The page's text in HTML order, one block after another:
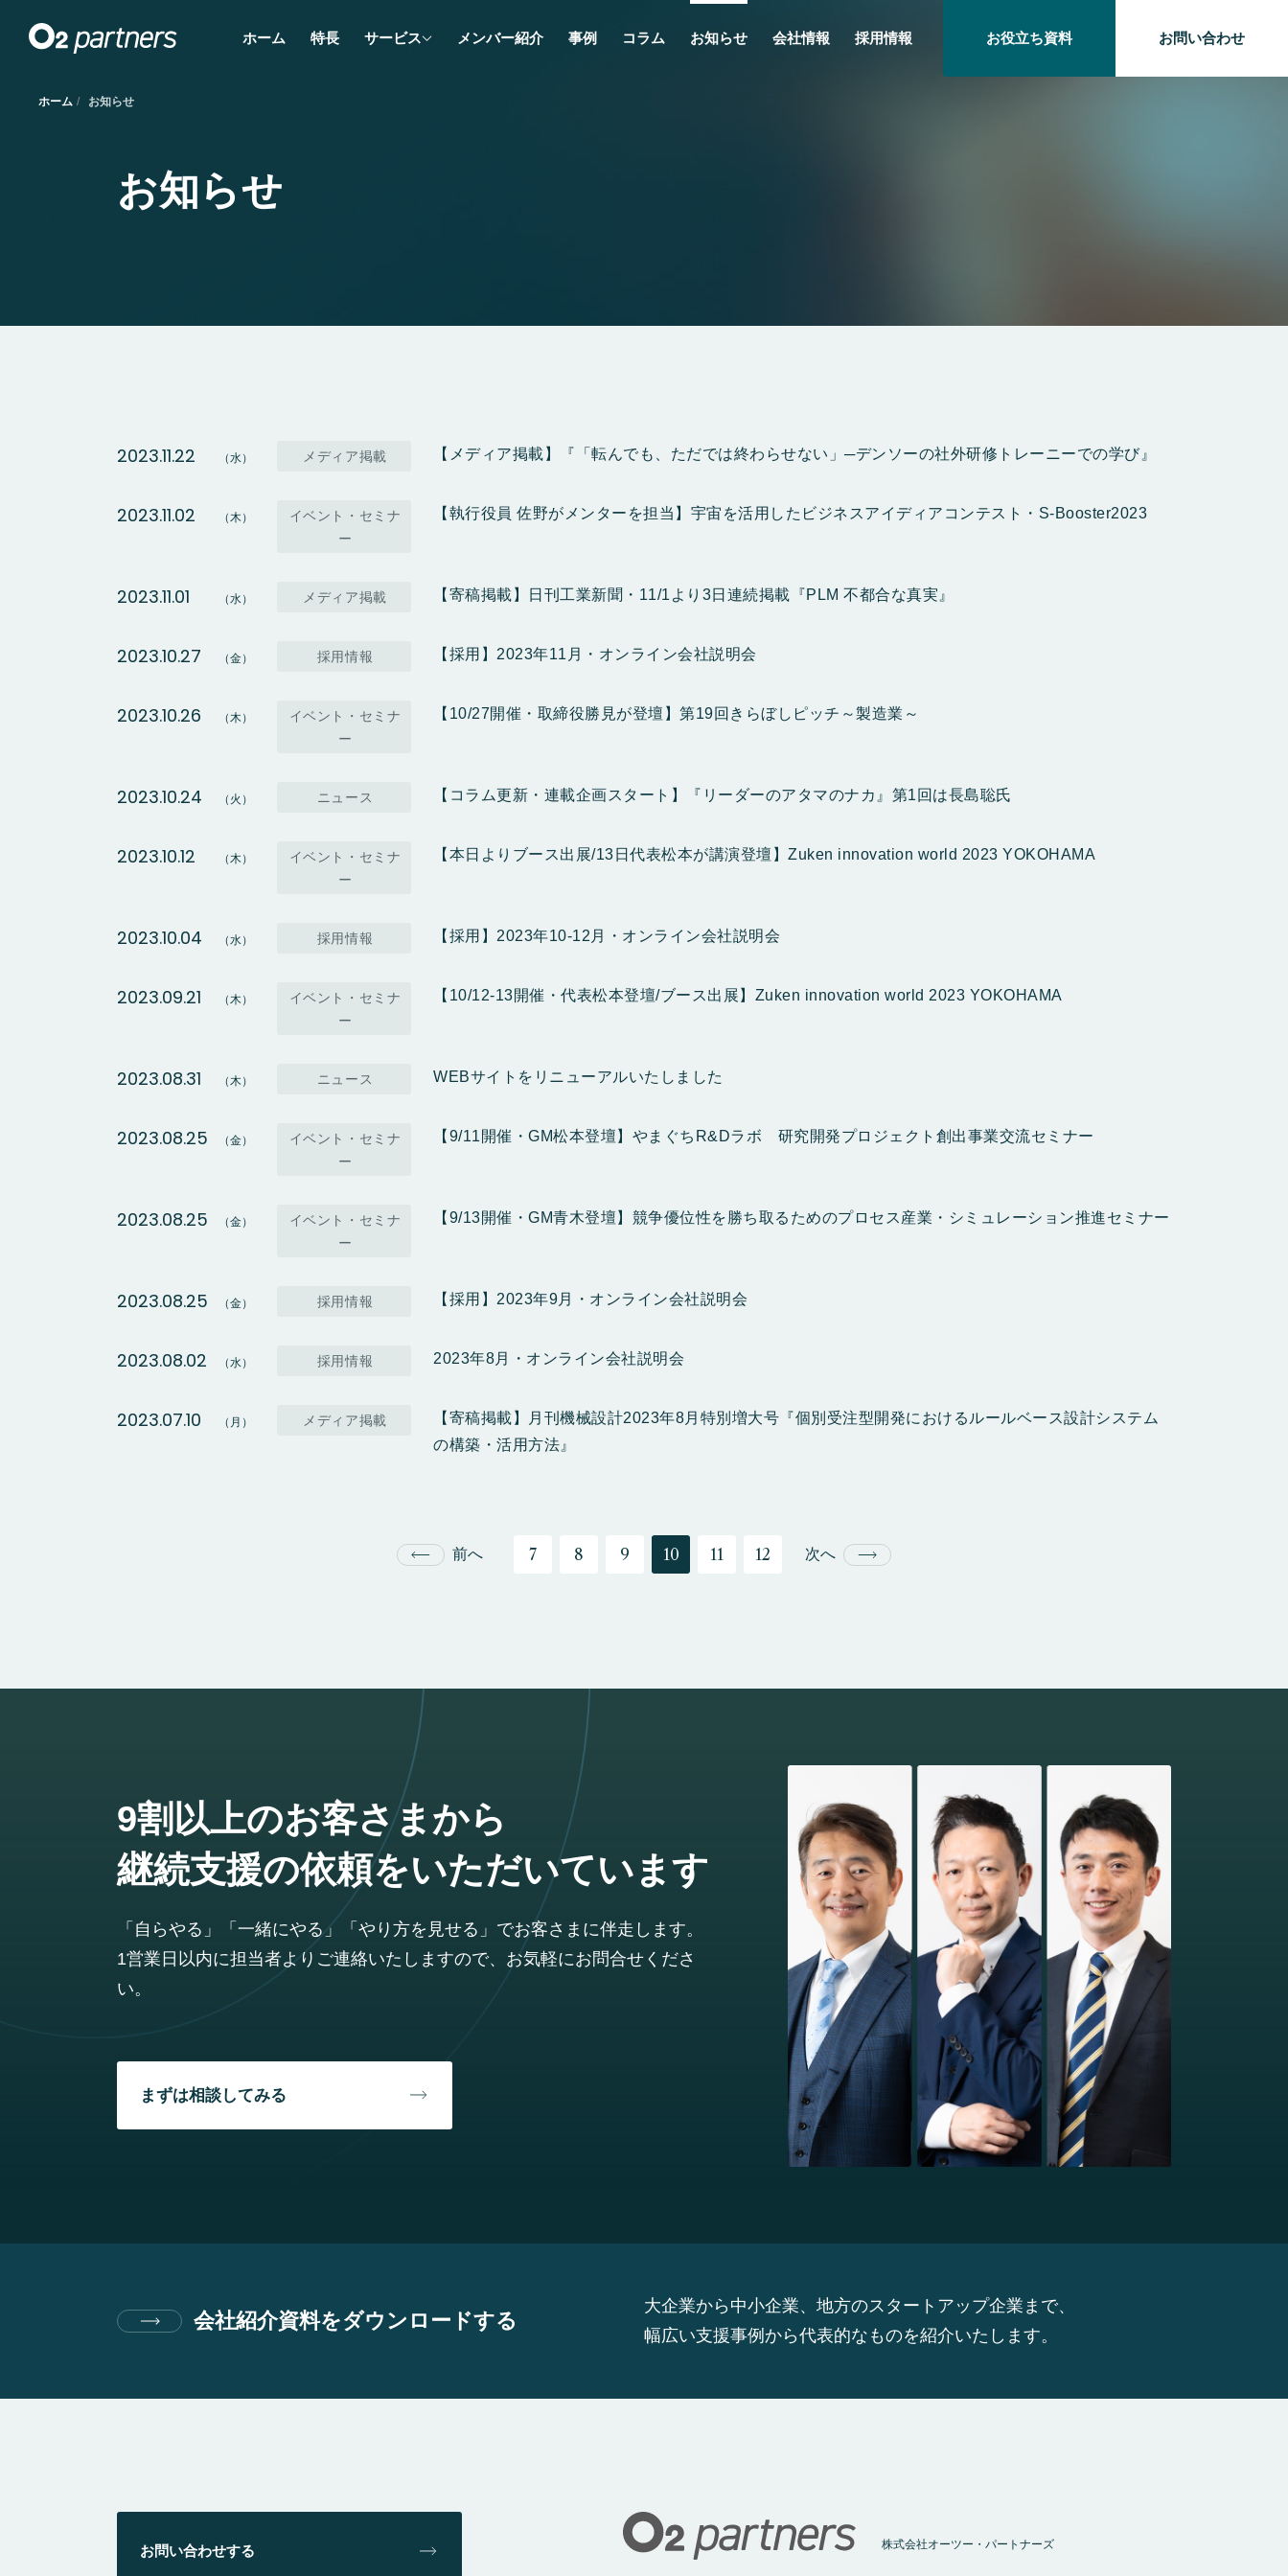
ホーム 特長 サービス メンバー紹介 事例 コラム お知らせ 会社情報 採用情報 お役立ち資料 お問い合わせ
ホーム お知らせ
お知らせ
2023.11.22 （水） メディア掲載 【メディア掲載】『「転んでも、ただでは終わらせない」─デンソーの社外研修トレーニーでの学び』
2023.11.02 （木）
イベント・セミナ
ー
【執行役員 佐野がメンターを担当】宇宙を活用したビジネスアイディアコンテスト・S-Booster2023
2023.11.01 （水） メディア掲載 【寄稿掲載】日刊工業新聞・11/1より3日連続掲載『PLM 不都合な真実』
2023.10.27 （金） 採用情報 【採用】2023年11月・オンライン会社説明会
2023.10.26 （木）
イベント・セミナ
ー
【10/27開催・取締役勝見が登壇】第19回きらぼしピッチ～製造業～
2023.10.24 （火） ニュース 【コラム更新・連載企画スタート】『リーダーのアタマのナカ』第1回は長島聡氏
2023.10.12 （木）
イベント・セミナ
ー
【本日よりブース出展/13日代表松本が講演登壇】Zuken innovation world 2023 YOKOHAMA
2023.10.04 （水） 採用情報 【採用】2023年10-12月・オンライン会社説明会
2023.09.21 （木）
イベント・セミナ
ー
【10/12-13開催・代表松本登壇/ブース出展】Zuken innovation world 2023 YOKOHAMA
2023.08.31 （木） ニュース WEBサイトをリニューアルいたしました
2023.08.25 （金）
イベント・セミナ
ー
【9/11開催・GM松本登壇】やまぐちR&Dラボ 研究開発プロジェクト創出事業交流セミナー
2023.08.25 （金）
イベント・セミナ
ー
【9/13開催・GM青木登壇】競争優位性を勝ち取るためのプロセス産業・シミュレーション推進セミナー
2023.08.25 （金） 採用情報 【採用】2023年9月・オンライン会社説明会
2023.08.02 （水） 採用情報 2023年8月・オンライン会社説明会
2023.07.10 （月） メディア掲載
【寄稿掲載】月刊機械設計2023年8月特別増大号『個別受注型開発におけるルールベース設計システム
の構築・活用方法』
前へ 7 8 9 10 11 12 次へ
9割以上のお客さまから
継続支援の依頼をいただいています
「自らやる」「一緒にやる」「やり方を見せる」でお客さまに伴走します。
1営業日以内に担当者よりご連絡いたしますので、お気軽にお問合せくださ
い。
まずは相談してみる
会社紹介資料をダウンロードする
大企業から中小企業、地方のスタートアップ企業まで、
幅広い支援事例から代表的なものを紹介いたします。
お問い合わせする 株式会社オーツー・パートナーズ